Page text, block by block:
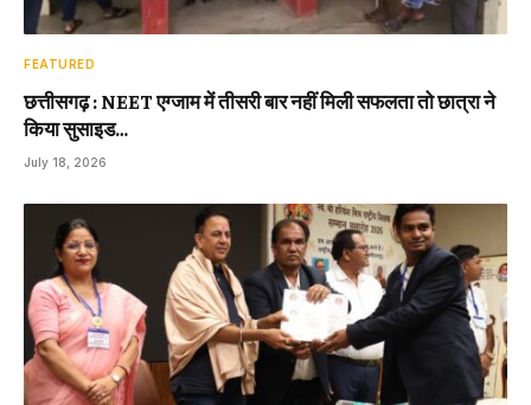
FEATURED
छत्तीसगढ़ : NEET एग्जाम में तीसरी बार नहीं मिली सफलता तो छात्रा ने
किया सुसाइड…
July 18, 2026